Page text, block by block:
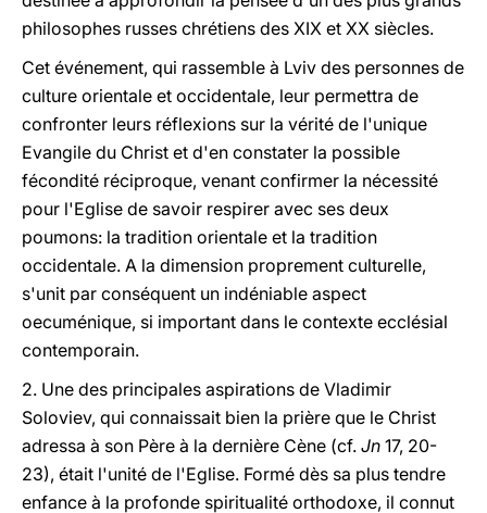
philosophes russes chrétiens des XIX et XX siècles.
Cet événement, qui rassemble à Lviv des personnes de
culture orientale et occidentale, leur permettra de
confronter leurs réflexions sur la vérité de l'unique
Evangile du Christ et d'en constater la possible
fécondité réciproque, venant confirmer la nécessité
pour l'Eglise de savoir respirer avec ses deux
poumons: la tradition orientale et la tradition
occidentale. A la dimension proprement culturelle,
s'unit par conséquent un indéniable aspect
oecuménique, si important dans le contexte ecclésial
contemporain.
2. Une des principales aspirations de Vladimir
Soloviev, qui connaissait bien la prière que le Christ
adressa à son Père à la dernière Cène (cf. Jn 17, 20-
23), était l'unité de l'Eglise. Formé dès sa plus tendre
enfance à la profonde spiritualité orthodoxe, il connut